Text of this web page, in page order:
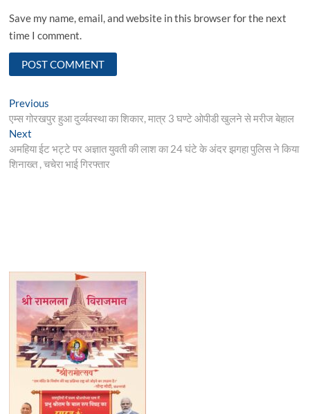
Save my name, email, and website in this browser for the next
time I comment.
Post
navigation
Previous
post:
एम्स गोरखपुर हुआ दुर्व्यवस्था का शिकार, मात्र 3 घण्टे ओपीडी खुलने से मरीज बेहाल
Next
post:
अमहिया ईट भट्टे पर अज्ञात युवती की लाश का 24 घंटे के अंदर झगहा पुलिस ने किया
शिनाख्त , चचेरा भाई गिरफ्तार